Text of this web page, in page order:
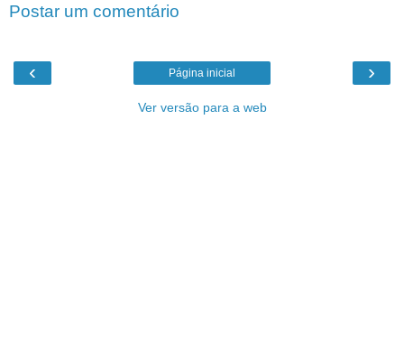
Postar um comentário
‹ ›
Página inicial
Ver versão para a web